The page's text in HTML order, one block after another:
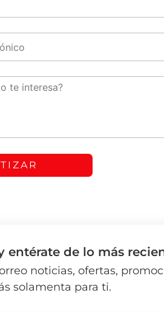
entérate de lo más
noticias, ofertas,
solamenta para ti.